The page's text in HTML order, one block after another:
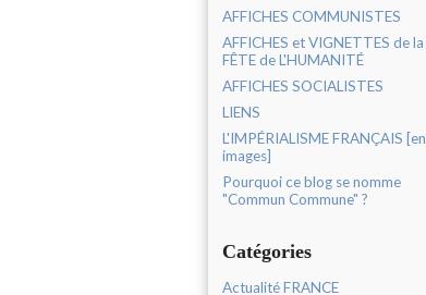
AFFICHES COMMUNISTES
AFFICHES et VIGNETTES de la
FÊTE de L'HUMANITÉ
AFFICHES SOCIALISTES
LIENS
L'IMPÉRIALISME FRANÇAIS [en
images]
Pourquoi ce blog se nomme
"Commun Commune" ?
Catégories
Actualité FRANCE